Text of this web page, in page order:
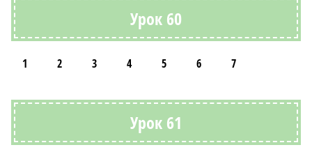
Урок 60
1 2 3 4 5 6 7
Урок 61